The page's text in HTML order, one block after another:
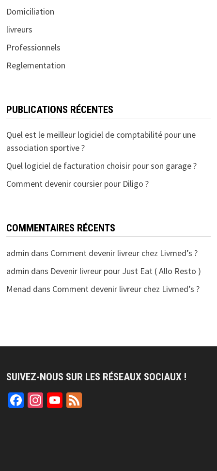
Domiciliation
livreurs
Professionnels
Reglementation
PUBLICATIONS RÉCENTES
Quel est le meilleur logiciel de comptabilité pour une
association sportive ?
Quel logiciel de facturation choisir pour son garage ?
Comment devenir coursier pour Diligo ?
COMMENTAIRES RÉCENTS
admin dans Comment devenir livreur chez Livmed’s ?
admin dans Devenir livreur pour Just Eat ( Allo Resto )
Menad dans Comment devenir livreur chez Livmed’s ?
SUIVEZ-NOUS SUR LES RÉSEAUX SOCIAUX !
Facebook
Instagram
YouTube
Feed